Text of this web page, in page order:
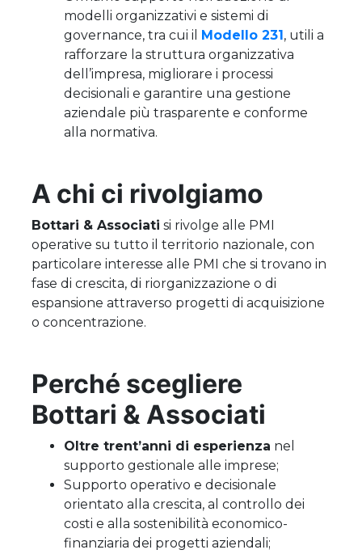
modelli organizzativi e sistemi di
governance, tra cui il Modello 231, utili a
rafforzare la struttura organizzativa
dell’impresa, migliorare i processi
decisionali e garantire una gestione
aziendale più trasparente e conforme
alla normativa.
A chi ci rivolgiamo
Bottari & Associati si rivolge alle PMI
operative su tutto il territorio nazionale, con
particolare interesse alle PMI che si trovano in
fase di crescita, di riorganizzazione o di
espansione attraverso progetti di acquisizione
o concentrazione.
Perché scegliere
Bottari & Associati
Oltre trent’anni di esperienza nel
supporto gestionale alle imprese;
Supporto operativo e decisionale
orientato alla crescita, al controllo dei
costi e alla sostenibilità economico-
finanziaria dei progetti aziendali;